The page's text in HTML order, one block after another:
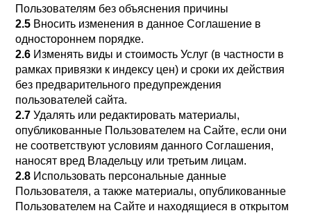
Пользователям без объяснения причины
2.5 Вносить изменения в данное Соглашение в
одностороннем порядке.
2.6 Изменять виды и стоимость Услуг (в частности в
рамках привязки к индексу цен) и сроки их действия
без предварительного предупреждения
пользователей сайта.
2.7 Удалять или редактировать материалы,
опубликованные Пользователем на Сайте, если они
не соответствуют условиям данного Соглашения,
наносят вред Владельцу или третьим лицам.
2.8 Использовать персональные данные
Пользователя, а также материалы, опубликованные
Пользователем на Сайте и находящиеся в открытом